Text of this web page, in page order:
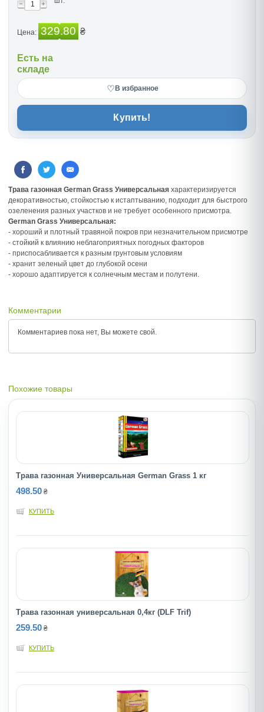
Цена: 329.80 ₴
Есть на
складе
♡ В избранное
Купить!
Трава газонная German Grass Универсальная характеризируется
декоративностью, стойкостью к истаптыванию, подходит для быстрого
озеленения разных участков и не требует особенного присмотра.
German Grass Универсальная:
- хороший и плотный травяной покров при незначительном присмотре
- стойкий к влиянию неблагоприятных погодных факторов
- приспосабливается к разным грунтовым условиям
- хранит зеленый цвет до глубокой осени
- хорошо адаптируется к солнечным местам и полутени.
Комментарии
Комментариев пока нет, Вы можете свой.
Похожие товары
Трава газонная Универсальная German Grass 1 кг
498.50 ₴
КУПИТЬ
Трава газонная универсальная 0,4кг (DLF Trif)
259.50 ₴
КУПИТЬ